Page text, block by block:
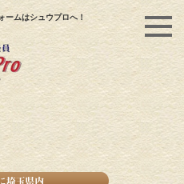
ームはシュウプロへ！